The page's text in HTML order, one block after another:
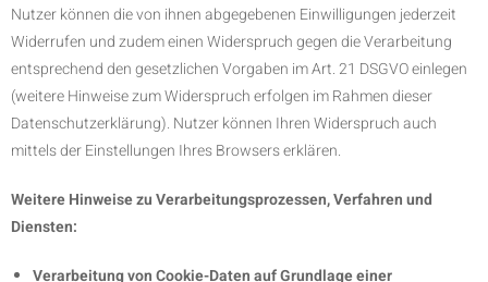
Nutzer können die von ihnen abgegebenen Einwilligungen jederzeit
Widerrufen und zudem einen Widerspruch gegen die Verarbeitung
entsprechend den gesetzlichen Vorgaben im Art. 21 DSGVO einlegen
(weitere Hinweise zum Widerspruch erfolgen im Rahmen dieser
Datenschutzerklärung). Nutzer können Ihren Widerspruch auch
mittels der Einstellungen Ihres Browsers erklären.
Weitere Hinweise zu Verarbeitungsprozessen, Verfahren und
Diensten:
Verarbeitung von Cookie-Daten auf Grundlage einer